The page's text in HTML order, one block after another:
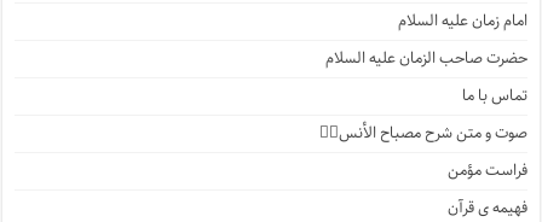
امام زمان علیه السلام
حضرت صاحب الزمان علیه السلام
تماس با ما
صوت و متن شرح مصباح الأنس۱️⃣
فراست مؤمن
فهیمه ی قرآن